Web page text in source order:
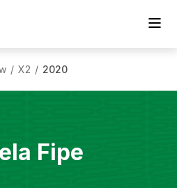
/ X2 / 2020
Fipe